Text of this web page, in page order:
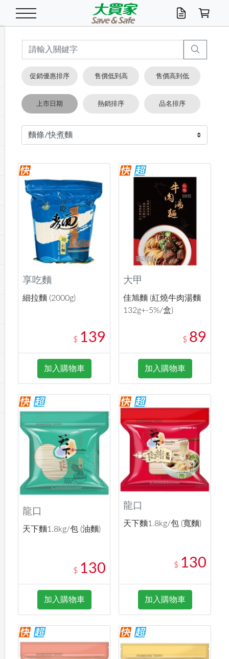
米/五穀/濃湯 米/糙米
五穀/南北貨
湯類/湯塊
油/調味料
食用油
醬油.油膏.蠔油
泡麵 / 麵條
包麵
碗麵/義大利麵
麵條/快煮麵/米粉
魚罐
醬菜/玉米罐
點心罐
休閒零嘴 初一十五拜拜懶
零嘴
堅果/海苔
美味餅乾
餅乾
糕餅/點心
糖果/巧克力
糖果/蜜餞/果凍
巧克力
茶飲料
果汁咖啡
碳酸/礦泉水
機能飲料
箱購飲料
養生保健/常備品 雞精/飲品
機能保健
▶保健品牌推薦
奶粉/穀麥片
奶粉
麥片/玉米片
沖調穀粉/隨手包
特色茶品
綠茶
紅茶
奶茶/花草茶
黑糖桂圓/蜂蜜醋
即溶咖啡
咖啡豆/粉/濾掛
可可/糖/奶精
沐浴乳香皂 沐浴乳
香皂/洗手乳
美髮造型
洗髮/護髮
造型髮品
口腔清潔
牙 刷
牙膏/漱口水
潔顏產品
卸妝/粉刺調理
開架/身體保養
臉部保養
面/眼膜
鍋具/飲水/廚房 鍋具/餐具
保鮮/微波
掃除用具/照明/五金
掃除/清潔用具
洗衣/曬衣用具
電池/延長線
修繕/五金/祭祀
傢飾/收納/衛浴
寢具/家具
收納用品
衛浴/毛巾
寵物食品
寵物清潔/百貨
衛生紙/濕巾 抽取衛生紙/濕巾
廚房紙巾/平版/
箱購免運區
衣物清潔
洗衣精
洗衣粉/皂
漂白水/柔軟精
居家清潔
廚房/餐具清潔
浴廁/水管清潔
居家清潔/除濕芳
衛生棉
成人/嬰兒紙尿褲
箱購免運區
嬰兒尿布
成人紙尿褲
廚房家電 料理鍋具
烤箱/微波/電磁爐
快煮壺/烘碗機
季節家電
除濕/清淨機
風扇/防蚊家電
生活家電
除塵家電
美容家電
電腦周邊
數位週邊
手機/平板周邊
文具/辦公用品 文具用品
辦公文具/收納
玩具/擺設小物
汽機車百貨
機車/腳踏車百貨
汽車百貨
休閒/運動
戶外/休閒用品
健身/按摩/瑜珈
測量/護具/其他
服飾內著
配件
男/女/機能包
冷凍免運 生鮮食品
調理食品
箱購免運
食品免運
清潔用品免運
居家/汽百用品
主題專區
季節活動
店長推薦
這夏不怕熱
促銷優惠排序 售價低到高 售價高到低
上市日期 熱銷排序 品名排序
享吃麵
細拉麵 (2000g)
$ 139
加入購物車
大甲
佳旭麵 (紅燒牛肉湯麵
132g+-5%/盒)
$ 89
加入購物車
龍口
天下麵1.8kg/包 (油麵)
$ 130
加入購物車
龍口
天下麵1.8kg/包 (寬麵)
$ 130
加入購物車